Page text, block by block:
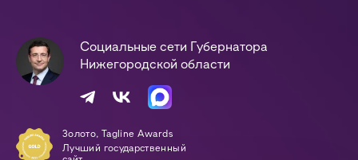
Социальные сети Губернатора
Нижегородской области
Золото, Tagline Awards
Лучший государственный